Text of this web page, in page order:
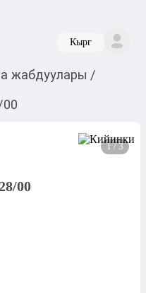
Кырг
жабдуулары /
00
1 / 3
00